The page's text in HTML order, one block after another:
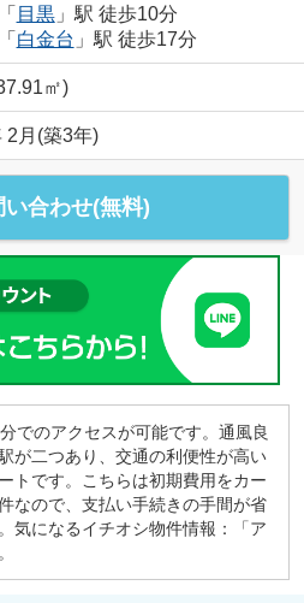
「 目黒」駅 徒歩10分
「 白金台 」駅 徒歩17分
㎡)
2月(築3年)
い合わせ(無料)
でのアクセスが可能です。通風良
が二つあり、交通の利便性が高い
トです。こちらは初期費用をカー
なので、支払い手続きの手間が省
気になるイチオシ物件情報：「ア